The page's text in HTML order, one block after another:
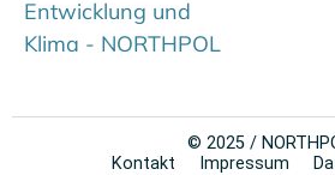
© 2025 /
Kontakt
Impressum